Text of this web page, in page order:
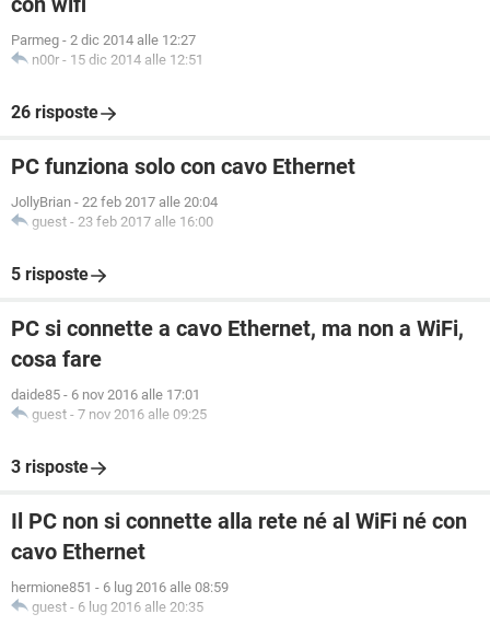
Parmeg - 2 dic 2014 alle 12:27
n00r - 15 dic 2014 alle 12:51
26 risposte
PC funziona solo con cavo Ethernet
JollyBrian - 22 feb 2017 alle 20:04
guest - 23 feb 2017 alle 16:00
5 risposte
PC si connette a cavo Ethernet, ma non a WiFi,
cosa fare
daide85 - 6 nov 2016 alle 17:01
guest - 7 nov 2016 alle 09:25
3 risposte
Il PC non si connette alla rete né al WiFi né con
cavo Ethernet
hermione851 - 6 lug 2016 alle 08:59
guest - 6 lug 2016 alle 20:35